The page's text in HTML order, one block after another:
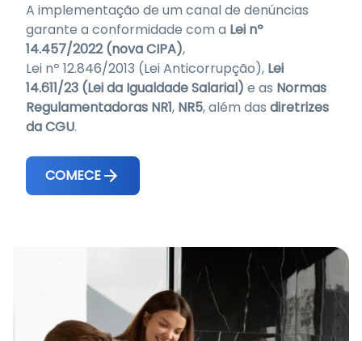
A implementação de um canal de denúncias
garante a conformidade com a Lei nº
14.457/2022 (nova CIPA),
Lei nº 12.846/2013 (Lei Anticorrupção), Lei
14.611/23 (Lei da Igualdade Salarial) e as Normas
Regulamentadoras NR1, NR5, além das diretrizes
da CGU.
COMECE